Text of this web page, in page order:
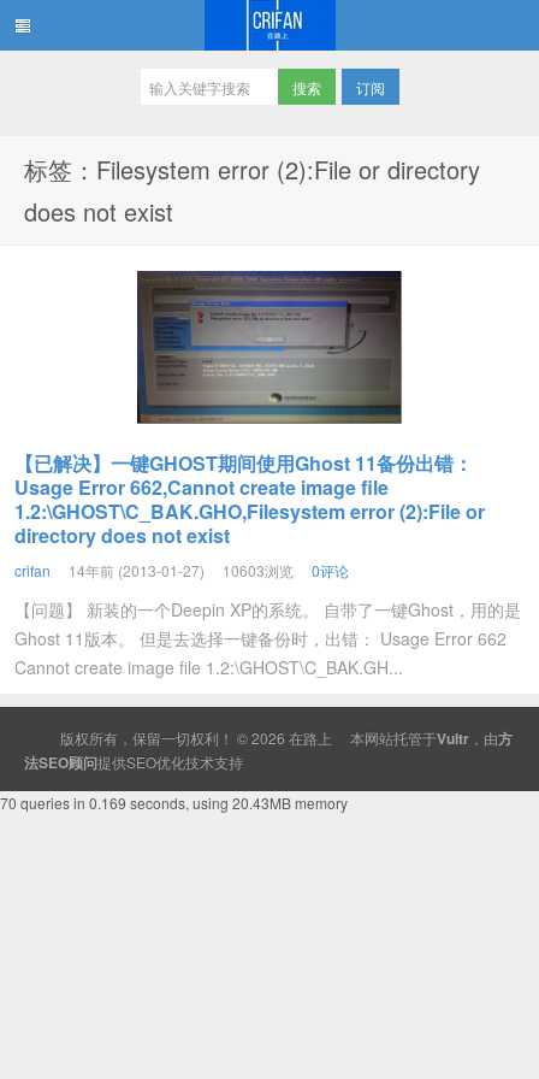
订阅
标签：Filesystem error (2):File or directory
does not exist
【已解决】一键GHOST期间使用Ghost 11备份出错：
Usage Error 662,Cannot create image file
1.2:\GHOST\C_BAK.GHO,Filesystem error (2):File or
directory does not exist
crifan 14年前 (2013-01-27) 10603浏览 0评论
【问题】 新装的一个Deepin XP的系统。 自带了一键Ghost，用的是
Ghost 11版本。 但是去选择一键备份时，出错： Usage Error 662
Cannot create image file 1.2:\GHOST\C_BAK.GH...
版权所有，保留一切权利！ © 2026 在路上 本网站托管于Vultr ，由方
法SEO顾问提供SEO优化技术支持
70 queries in 0.169 seconds, using 20.43MB memory